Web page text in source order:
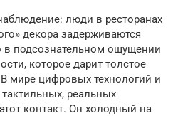
люди в ресторанах
декора задерживаются
подсознательном ощущении
которое дарит толстое
мире цифровых технологий и
реальных
контакт. Он холодный на